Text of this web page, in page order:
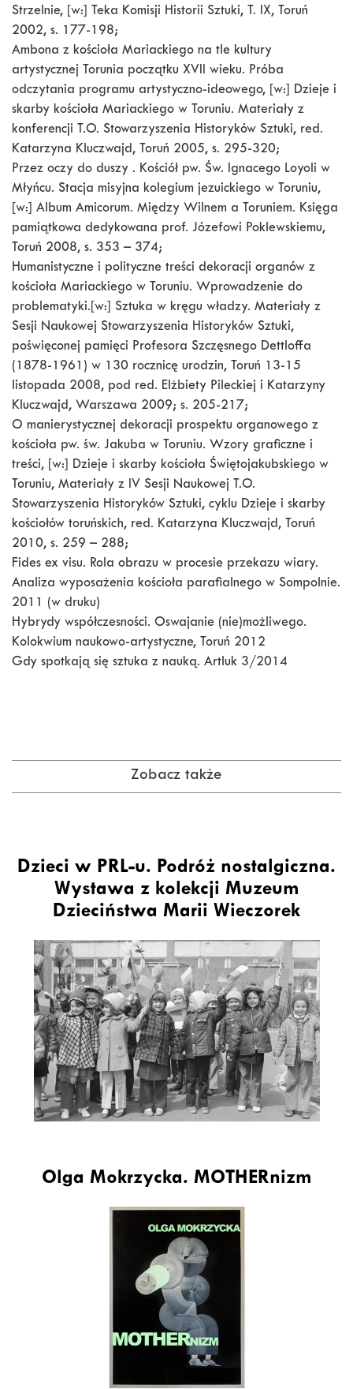
Strzelnie, [w:] Teka Komisji Historii Sztuki, T. IX, Toruń
2002, s. 177-198;
Ambona z kościoła Mariackiego na tle kultury
artystycznej Torunia początku XVII wieku. Próba
odczytania programu artystyczno-ideowego, [w:] Dzieje i
skarby kościoła Mariackiego w Toruniu. Materiały z
konferencji T.O. Stowarzyszenia Historyków Sztuki, red.
Katarzyna Kluczwajd, Toruń 2005, s. 295-320;
Przez oczy do duszy . Kościół pw. Św. Ignacego Loyoli w
Młyńcu. Stacja misyjna kolegium jezuickiego w Toruniu,
[w:] Album Amicorum. Między Wilnem a Toruniem. Księga
pamiątkowa dedykowana prof. Józefowi Poklewskiemu,
Toruń 2008, s. 353 – 374;
Humanistyczne i polityczne treści dekoracji organów z
kościoła Mariackiego w Toruniu. Wprowadzenie do
problematyki.[w:] Sztuka w kręgu władzy. Materiały z
Sesji Naukowej Stowarzyszenia Historyków Sztuki,
poświęconej pamięci Profesora Szczęsnego Dettloffa
(1878-1961) w 130 rocznicę urodzin, Toruń 13-15
listopada 2008, pod red. Elżbiety Pileckiej i Katarzyny
Kluczwajd, Warszawa 2009; s. 205-217;
O manierystycznej dekoracji prospektu organowego z
kościoła pw. św. Jakuba w Toruniu. Wzory graficzne i
treści, [w:] Dzieje i skarby kościoła Świętojakubskiego w
Toruniu, Materiały z IV Sesji Naukowej T.O.
Stowarzyszenia Historyków Sztuki, cyklu Dzieje i skarby
kościołów toruńskich, red. Katarzyna Kluczwajd, Toruń
2010, s. 259 – 288;
Fides ex visu. Rola obrazu w procesie przekazu wiary.
Analiza wyposażenia kościoła parafialnego w Sompolnie.
2011 (w druku)
Hybrydy współczesności. Oswajanie (nie)możliwego.
Kolokwium naukowo-artystyczne, Toruń 2012
Gdy spotkają się sztuka z nauką. Artluk 3/2014
Zobacz także
Dzieci w PRL-u. Podróż nostalgiczna.
Wystawa z kolekcji Muzeum
Dzieciństwa Marii Wieczorek
Olga Mokrzycka. MOTHERnizm